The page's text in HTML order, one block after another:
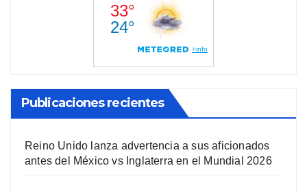
Publicaciones recientes
Reino Unido lanza advertencia a sus aficionados
antes del México vs Inglaterra en el Mundial 2026